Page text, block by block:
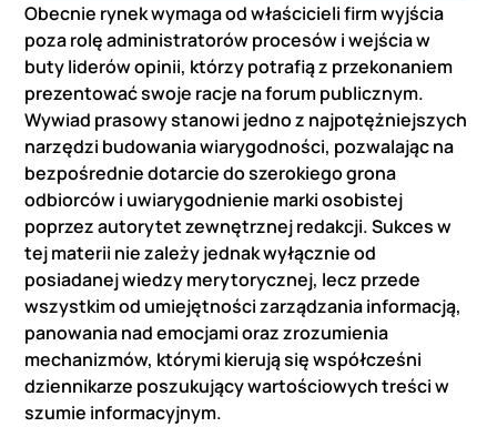
Obecnie rynek wymaga od właścicieli firm wyjścia
poza rolę administratorów procesów i wejścia w
buty liderów opinii, którzy potrafią z przekonaniem
prezentować swoje racje na forum publicznym.
Wywiad prasowy stanowi jedno z najpotężniejszych
narzędzi budowania wiarygodności, pozwalając na
bezpośrednie dotarcie do szerokiego grona
odbiorców i uwiarygodnienie marki osobistej
poprzez autorytet zewnętrznej redakcji. Sukces w
tej materii nie zależy jednak wyłącznie od
posiadanej wiedzy merytorycznej, lecz przede
wszystkim od umiejętności zarządzania informacją,
panowania nad emocjami oraz zrozumienia
mechanizmów, którymi kierują się współcześni
dziennikarze poszukujący wartościowych treści w
szumie informacyjnym.